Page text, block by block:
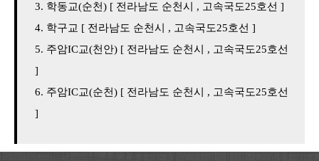
학동교(순천) [ 전라남도 순천시 , 고속국도25호선 ]
학구교 [ 전라남도 순천시 , 고속국도25호선 ]
주암IC교(천안) [ 전라남도 순천시 , 고속국도25호선
]
주암IC교(순천) [ 전라남도 순천시 , 고속국도25호선
]